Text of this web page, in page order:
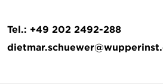
Tel.: +49 202 2492-288